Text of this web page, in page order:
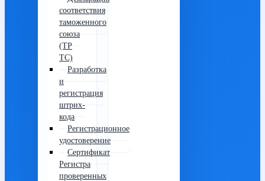
соответствия
таможенного
союза
(ТР
ТС)
Разработка
и
регистрация
штрих-
кода
Регистрационное
удостоверение
Сертификат
Регистра
проверенных